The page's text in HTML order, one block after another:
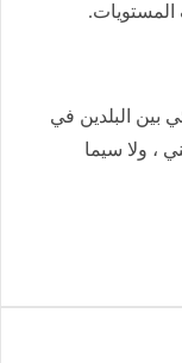
المستويات.
بين البلدين في
، ولا سيما